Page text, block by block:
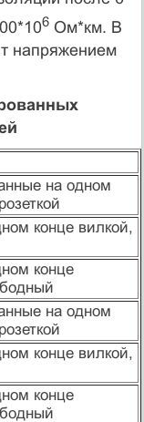
6Ом*км. В
напряжением
на одном
конце вилкой,
конце
на одном
конце вилкой,
конце